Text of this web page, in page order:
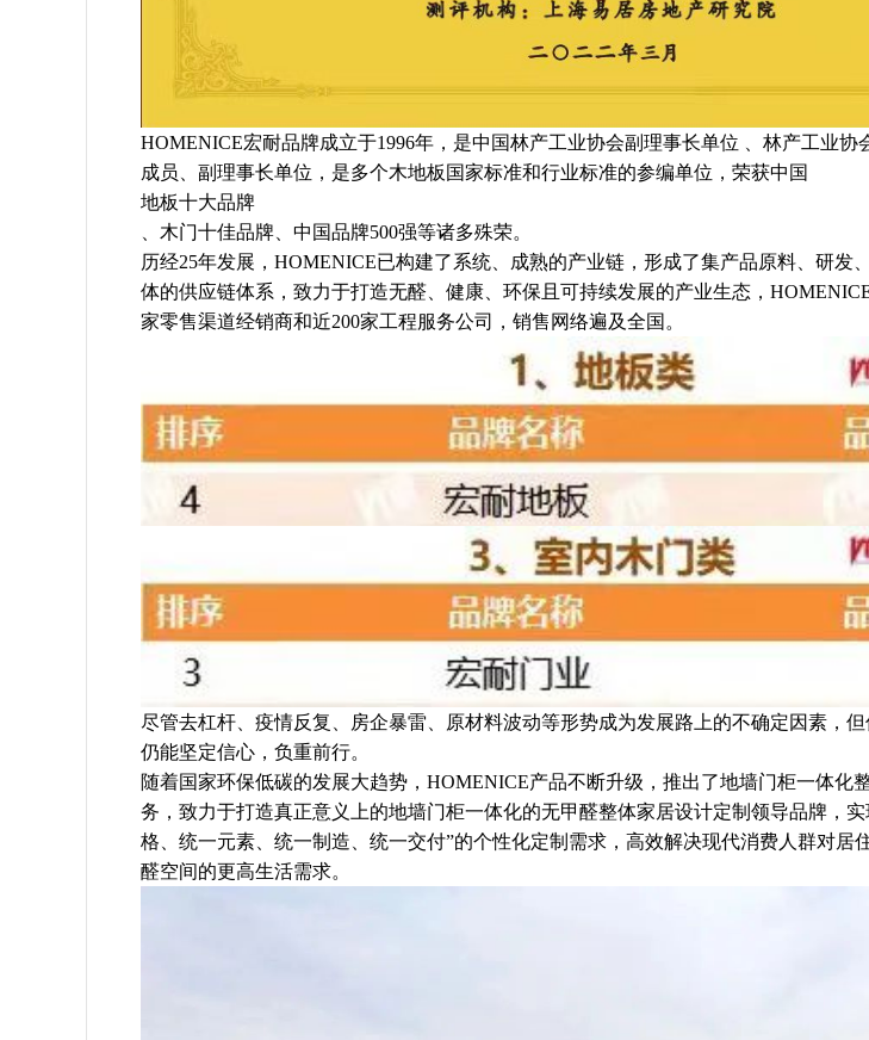
HOMENICE宏耐品牌成立于1996年，是中国林产工业协会副理事长单位 、林产工业协
成员、副理事长单位，是多个木地板国家标准和行业标准的参编单位，荣获中国
地板十大品牌
、木门十佳品牌、中国品牌500强等诸多殊荣。
历经25年发展，HOMENICE已构建了系统、成熟的产业链，形成了集产品原料、研发
体的供应链体系，致力于打造无醛、健康、环保且可持续发展的产业生态，
家零售渠道经销商和近200家工程服务公司，销售网络遍及全国。
尽管去杠杆、疫情反复、房企暴雷、原材料波动等形势成为发展路上的不确定因素，
仍能坚定信心，负重前行。
随着国家环保低碳的发展大趋势，HOMENICE产品不断升级，推出了地墙门柜一体化
务，致力于打造真正意义上的地墙门柜一体化的无甲醛整体家居设计定制领导品牌，
格、统一元素、统一制造、统一交付”的个性化定制需求，高效解决现代消费人群对居
醛空间的更高生活需求。